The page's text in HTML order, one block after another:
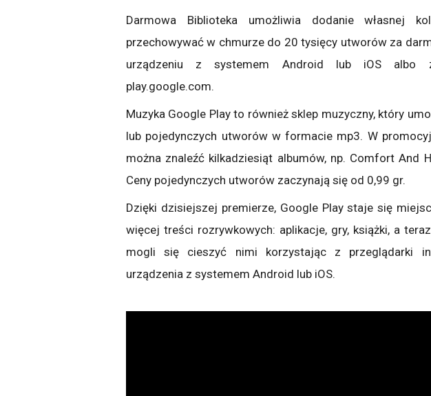
Darmowa Biblioteka umożliwia dodanie własnej
przechowywać w chmurze do 20 tysięcy utworów za
urządzeniu z systemem Android lub iOS albo
play.google.com.
Muzyka Google Play to również sklep muzyczny, który
lub pojedynczych utworów w formacie mp3. W
można znaleźć kilkadziesiąt albumów, np. Comfort And
Ceny pojedynczych utworów zaczynają się od 0,99 gr.
Dzięki dzisiejszej premierze, Google Play staje się
więcej treści rozrywkowych: aplikacje, gry, książki, a
mogli się cieszyć nimi korzystając z przeglądarki
urządzenia z systemem Android lub iOS.